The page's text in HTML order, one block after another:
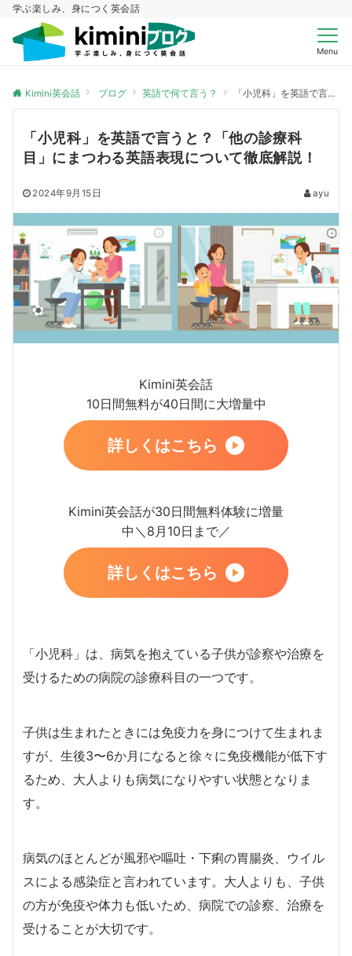
学ぶ楽しみ、身につく英会話
Menu
Kimini英会話 ブログ 英語で何て言う？ 「小児科」を英語で言うと？「他の診療科目」にまつわる英語表現について徹底解説！
「小児科」を英語で言うと？「他の診療科
目」にまつわる英語表現について徹底解説！
2024年9月15日 ayu
Kimini英会話
10日間無料が40日間に大増量中
詳しくはこちら
Kimini英会話が30日間無料体験に増量
中＼8月10日まで／
詳しくはこちら
「小児科」は、病気を抱えている子供が診察や治療を
受けるための病院の診療科目の一つです。
子供は生まれたときには免疫力を身につけて生まれま
すが、生後3〜6か月になると徐々に免疫機能が低下す
るため、大人よりも病気になりやすい状態となりま
す。
病気のほとんどが風邪や嘔吐・下痢の胃腸炎、ウイル
スによる感染症と言われています。大人よりも、子供
の方が免疫や体力も低いため、病院での診察、治療を
受けることが大切です。